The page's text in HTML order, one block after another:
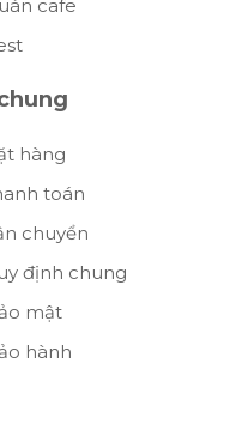
cafe
hàng
toán
chuyển
định chung
mật
hành